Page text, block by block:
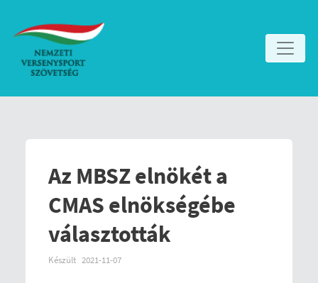
Az MBSZ elnökét a
CMAS elnökségébe
választották
Készült 2021-11-07